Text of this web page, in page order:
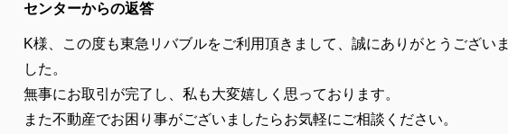
センターからの返答
K様、この度も東急リバブルをご利用頂きまして、誠にありがとうございま
した。
無事にお取引が完了し、私も大変嬉しく思っております。
また不動産でお困り事がございましたらお気軽にご相談ください。